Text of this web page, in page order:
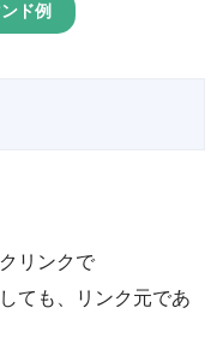
ド例
リンクで
ても、リンク元であ